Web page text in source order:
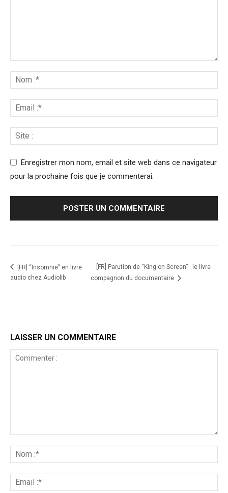
Enregistrer mon nom, email et site web dans ce navigateur
pour la prochaine fois que je commenterai.
[FR] “Insomnie” en livre
audio chez Audiolib
[FR] Parution de “King on Screen” : le livre
compagnon du documentaire
LAISSER UN COMMENTAIRE